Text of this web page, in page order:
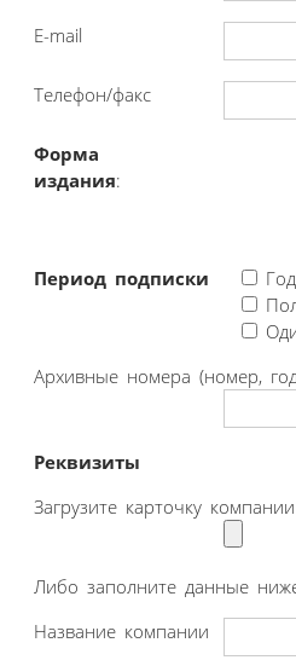
E-mail
Телефон/факс
Форма
издания:
Период подписки
Архивные номера (номер,
Реквизиты
Загрузите карточку компании
Либо заполните данные
Название компании